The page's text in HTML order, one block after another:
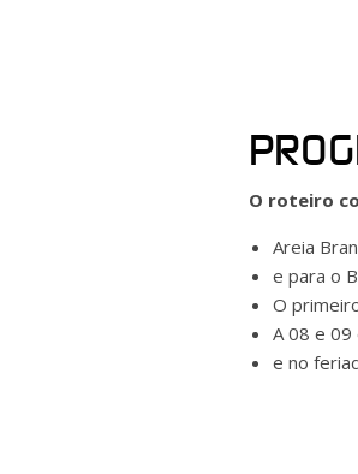
O roteiro
Areia
e para o
O
A 08 e 09
e no